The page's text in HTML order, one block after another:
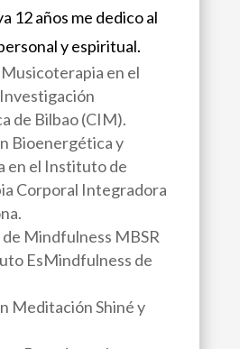
12 años me dedico al
y espiritual.
en el
de Bilbao (CIM).
Bioenergética y
en el Instituto de
Corporal Integradora
Mindfulness MBSR
EsMindfulness de
Meditación Shiné y